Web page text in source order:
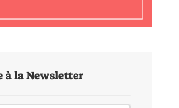
à la Newsletter